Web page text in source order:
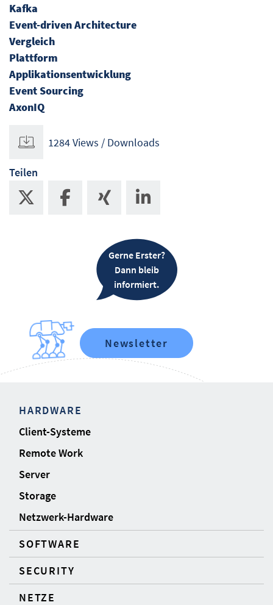
Kafka
Event-driven Architecture
Vergleich
Plattform
Applikationsentwicklung
Event Sourcing
AxonIQ
1284 Views / Downloads
Teilen
Gerne Erster?
Dann bleib
informiert.
Newsletter
HARDWARE
Client-Systeme
Remote Work
Server
Storage
Netzwerk-Hardware
SOFTWARE
SECURITY
NETZE